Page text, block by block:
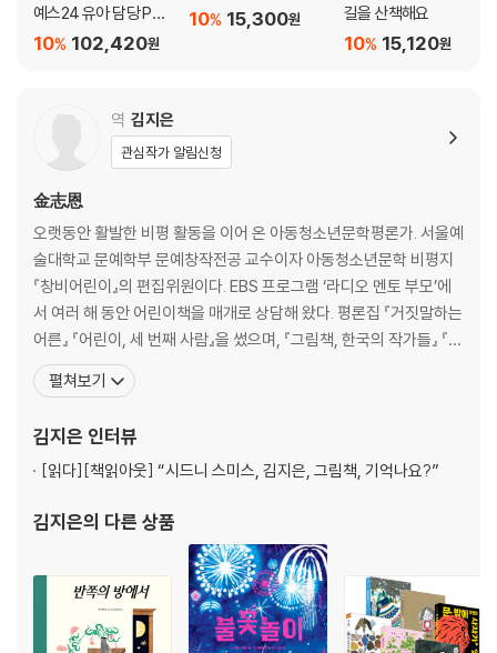
예스24 유아 담당 PD
추천 유아 5~7세 세트
102,420원
10%
15,300원
10%
길을 산책해요
15,120원
10%
역 김지은
관심작가 알림신청
金志恩
오랫동안 활발한 비평 활동을 이어 온 아동청소년문학평론가. 서울예
술대학교 문예학부 문예창작전공 교수이자 아동청소년문학 비평지
『창비어린이』의 편집위원이다. EBS 프로그램 ‘라디오 멘토 부모’에
서 여러 해 동안 어린이책을 매개로 상담해 왔다. 평론집 『거짓말하는
어른』 『어린이, 세 번째 사람』을 썼으며, 『그림책, 한국의 작가들』 『이
토록 어여쁜 그림책』 『이토록 다정한 그림책』 등을 같이 썼다. 그래픽
노블 『왕자와 드레스메이커』 『너와 나의 빨강』, 그림책 『쿵쿵이와
사랑 사랑』 『도시에 물이 차올라요』
펼쳐보기
김지은 인터뷰
[읽다][책읽아웃] “시드니 스미스, 김지은, 그림책, 기억나요?”
김지은의 다른 상품